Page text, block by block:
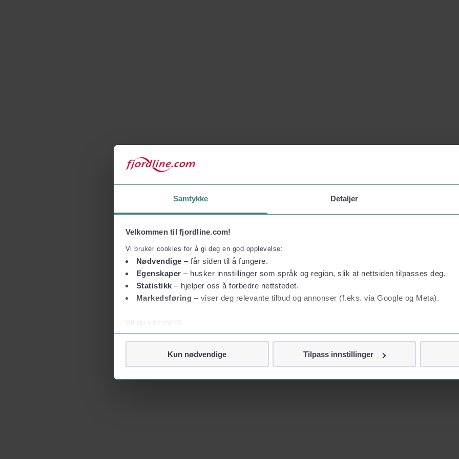
Samtykke Detaljer
Velkommen til fjordline.com!
Vi bruker cookies for å gi deg en god opplevelse:
Nødvendige – får siden til å fungere.
Egenskaper – husker innstillinger som språk og region, slik at nettsiden tilpasses deg.
Statistikk – hjelper oss å forbedre nettstedet.
Markedsføring – viser deg relevante tilbud og annonser (f.eks. via Google og Meta).
Vil du vite mer?
Om informasjonskapsler
Kun nødvendige Tilpass innstillinger